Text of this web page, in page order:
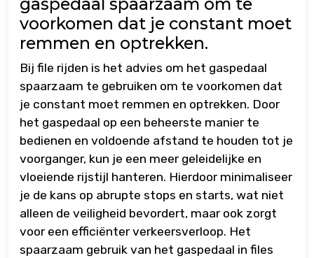
gaspedaal spaarzaam om te
voorkomen dat je constant moet
remmen en optrekken.
Bij file rijden is het advies om het gaspedaal
spaarzaam te gebruiken om te voorkomen dat
je constant moet remmen en optrekken. Door
het gaspedaal op een beheerste manier te
bedienen en voldoende afstand te houden tot je
voorganger, kun je een meer geleidelijke en
vloeiende rijstijl hanteren. Hierdoor minimaliseer
je de kans op abrupte stops en starts, wat niet
alleen de veiligheid bevordert, maar ook zorgt
voor een efficiënter verkeersverloop. Het
spaarzaam gebruik van het gaspedaal in files